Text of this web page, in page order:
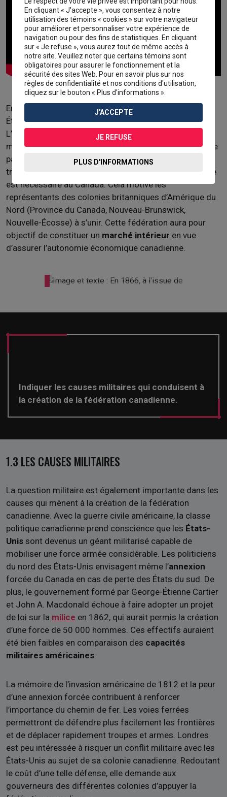
En 1866, à l’issue de la guerre civile américaine, les
États-Unis mettent fin au traité de réciprocité.
L’annulation de ce traité découle principalement de la
montée en popularité duprotectionnismeauprès d’une
partie des politiciens américains. Après l’abolition du
traité de réciprocité, une nouvelle politique économique
est nécessaire au Canada. Cela motive les
représentants des colonies britanniques d’Amérique du
Nord (Province du Canada, Nouveau-Brunswick,
Nouvelle-Écosse) à s’unir. Cette fédération aura pour
objectif de constituer un marché intérieur en vue
d’assurer l’autonomie économique canadienne.
Indiquer les causes militaires qui conduisent à
la création de la fédération canadienne.
1.3 LES CAUSES MILITAIRES
La question militaire est également importante dans les
causes qui mènent à la création de la fédération
canadienne. Avec la guerre civile américaine, la classe
politique canadienne prend conscience que les États-
Unis sont devenus un géant militarisé capable de
mobiliser une force armée considérable. Les politiciens
du nord des États-Unis envisagent même l’annexion
forcée du Canada en cas de perte des États du sud. De
plus, le gouvernement formé par George-Étienne Cartier
et John A. Macdonald échoue à faire adopter un projet
de loi sur la milice en 1862, qui aurait permis la création
d’une force de 50 000 hommes. Ces effectifs auraient
été bien faibles en comparaison des capacités
militaires américaines.
La mémoire de l’invasion américaine de 1812 et la peur
d’une annexion forcée contribuent à renforcer
l’importance du chemin de fer. Les voies ferrées
permettront de défendre plus facilement les frontières
et de déplacer rapidement troupes et armes. Londres
est peu intéressée à risquer un conflit militaire avec les
États-Unis au sujet de sa colonie canadienne. Redoutant
le coût d’une telle défense, elle demande aux
gouverneurs des différentes colonies d’appuyer la
En cliquant « J'accepte », vous consentez à notre
utilisation des témoins « cookies » sur votre navigateur
pour améliorer et personnaliser votre expérience de
navigation ou pour des fins de statistiques. En cliquant
sur « Je refuse », vous aurez tout de même accès à
notre site. Veuillez noter que certains témoins sont
obligatoires pour assurer le fonctionnement et la
sécurité des sites Web. Pour en savoir plus sur nos
règles de confidentialité et nos conditions d'utilisation,
cliquez sur le bouton « Plus d'informations ».
J'ACCEPTE
JE REFUSE
PLUS D'INFORMATIONS